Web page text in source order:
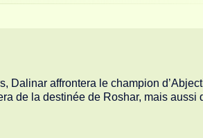
Dalinar affrontera le champion
de la destinée de Roshar, mais aussi